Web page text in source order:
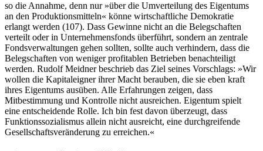
so die Annahme, denn nur »über die Umverteilung des Eigentums
an den Produktionsmitteln« könne wirtschaftliche Demokratie
erlangt werden (107). Dass Gewinne nicht an die Belegschaften
verteilt oder in Unternehmensfonds überführt, sondern an zentrale
Fondsverwaltungen gehen sollten, sollte auch verhindern, dass die
Belegschaften von weniger profitablen Betrieben benachteiligt
werden. Rudolf Meidner beschrieb das Ziel seines Vorschlags: »Wir
wollen die Kapitaleigner ihrer Macht berauben, die sie eben kraft
ihres Eigentums ausüben. Alle Erfahrungen zeigen, dass
Mitbestimmung und Kontrolle nicht ausreichen. Eigentum spielt
eine entscheidende Rolle. Ich bin fest davon überzeugt, dass
Funktionssozialismus allein nicht ausreicht, eine durchgreifende
Gesellschaftsveränderung zu erreichen.«